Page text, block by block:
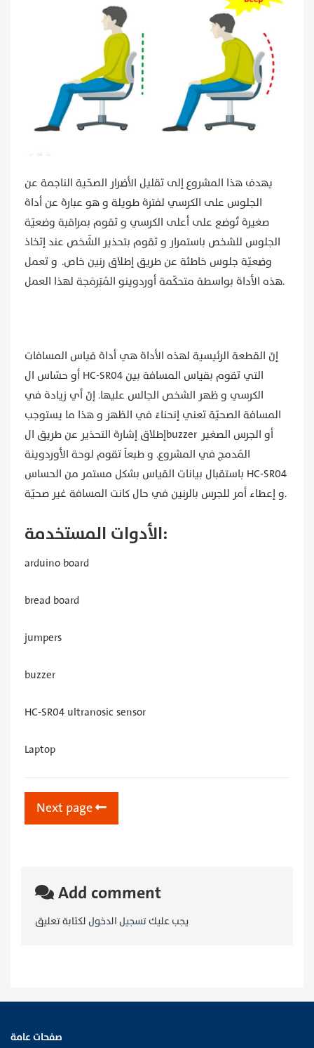
يهدف هذا المشروع إلى تقليل الأضرار الصحّية الناجمة عن
الجلوس على الكرسي لفترة طويلة و هو عبارة عن أداة
صغيرة تُوضع على أعلى الكرسي و تقوم بمراقبة وضعيّة
الجلوس للشخص باستمرار و تقوم بتحذير الشّخص عند إتخاذ
وضعيّة جلوس خاطئة عن طريق إطلاق رنين خاص. و تعمل
هذه الأداة بواسطة متحكّمة أوردوينو المُبَرمَجة لهذا العمل.
إنّ القطعة الرئيسية لهذه الأداة هي أداة قياس المسافات
أو حسّاس ال HC-SR04 التي تقوم بقياس المسافة بين
الكرسي و ظهر الشخص الجالس عليها. إنّ أي زيادة في
المسافة الصحيّة تعني إنحناءً في الظهر و هذا ما يستوجب
إطلاق إشارة التحذير عن طريق الbuzzer أو الجرس الصغير
المُدمج في المشروع. و طبعاً تقوم لوحة الأوردوينة
باستقبال بيانات القياس بشكل مستمر من الحساس HC-SR04
و إعطاء أمر للجرس بالرنين في حال كانت المسافة غير صحيّة.
الأدوات المستخدمة:
arduino board
bread board
jumpers
buzzer
HC-SR04 ultranosic sensor
Laptop
Next page
Add comment
يجب عليك تسجيل الدخوللكتابة تعليق
صفحات عامة